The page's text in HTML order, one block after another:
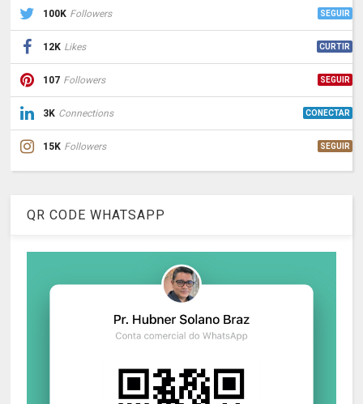
100K Followers SEGUIR
12K Likes CURTIR
107 Followers SEGUIR
3K Connections CONECTAR
15K Followers SEGUIR
QR CODE WHATSAPP